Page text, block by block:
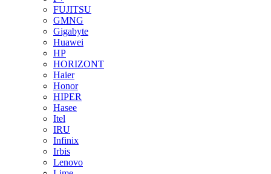
FUJITSU
GMNG
Gigabyte
Huawei
HP
HORIZONT
Haier
Honor
HIPER
Hasee
Itel
IRU
Infinix
Irbis
Lenovo